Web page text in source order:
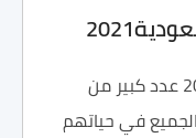
يوفر كود خصم امازون السعودية2021 عدد كبير من
الجميع في حياتهم